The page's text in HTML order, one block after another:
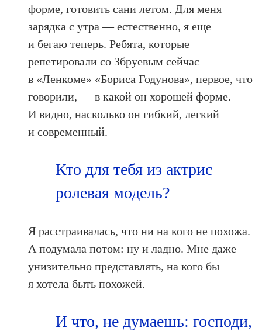
форме, готовить сани летом. Для меня
зарядка с утра — естественно, я еще
и бегаю теперь. Ребята, которые
репетировали со Збруевым сейчас
в «Ленкоме» «Бориса Годунова», первое, что
говорили, — в какой он хорошей форме.
И видно, насколько он гибкий, легкий
и современный.
Кто для тебя из актрис
ролевая модель?
Я расстраивалась, что ни на кого не похожа.
А подумала потом: ну и ладно. Мне даже
унизительно представлять, на кого бы
я хотела быть похожей.
И что, не думаешь: господи,